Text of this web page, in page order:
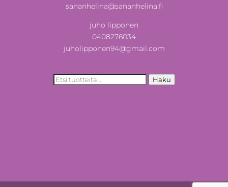
sananhelina@sananhelina.fi
juho lipponen
0408276034
juholipponen94@gmail.com
Etsi: Haku